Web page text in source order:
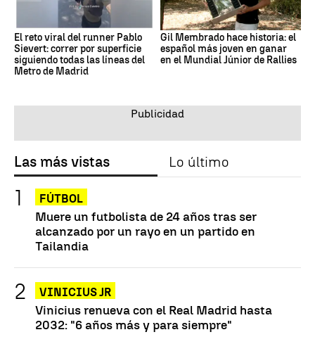
El reto viral del runner Pablo
Sievert: correr por superficie
siguiendo todas las líneas del
Metro de Madrid
Gil Membrado hace historia: el
español más joven en ganar
en el Mundial Júnior de Rallies
Las más vistas Lo último
FÚTBOL
Muere un futbolista de 24 años tras ser
alcanzado por un rayo en un partido en
Tailandia
VINICIUS JR
Vinicius renueva con el Real Madrid hasta
2032: "6 años más y para siempre"